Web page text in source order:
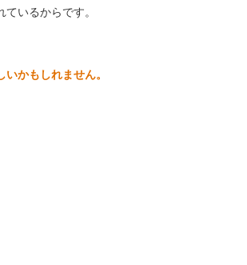
いるからです。
かもしれません。